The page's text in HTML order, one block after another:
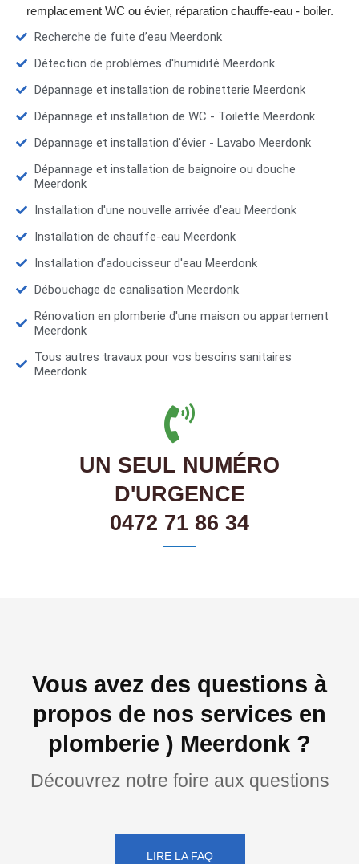
remplacement WC ou évier, réparation chauffe-eau - boiler.
Recherche de fuite d’eau Meerdonk
Détection de problèmes d'humidité Meerdonk
Dépannage et installation de robinetterie Meerdonk
Dépannage et installation de WC - Toilette Meerdonk
Dépannage et installation d'évier - Lavabo Meerdonk
Dépannage et installation de baignoire ou douche
Meerdonk
Installation d'une nouvelle arrivée d'eau Meerdonk
Installation de chauffe-eau Meerdonk
Installation d’adoucisseur d'eau Meerdonk
Débouchage de canalisation Meerdonk
Rénovation en plomberie d'une maison ou appartement
Meerdonk
Tous autres travaux pour vos besoins sanitaires
Meerdonk
UN SEUL NUMÉRO
D'URGENCE
0472 71 86 34
Vous avez des questions à
propos de nos services en
plomberie ) Meerdonk ?
Découvrez notre foire aux questions
LIRE LA FAQ